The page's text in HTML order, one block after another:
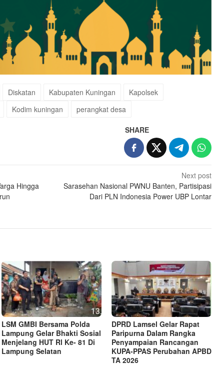
Diskatan Kabupaten Kuningan
Kapolsek
Kodim kuningan perangkat desa
SHARE
Hingga
Next post
Sarasehan Nasional PWNU Banten, Partisipasi
Dari PLN Indonesia Power UBP Lontar
LSM GMBI Bersama Polda
Lampung Gelar Bhakti Sosial
Menjelang HUT Rl Ke- 81 Di
Lampung Selatan
DPRD Lamsel Gelar Rapat
Paripurna Dalam Rangka
Penyampaian Rancangan
KUPA-PPAS Perubahan APBD
TA 2026